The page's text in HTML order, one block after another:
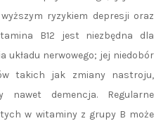
ryzykiem depresji oraz
B12 jest niezbędna dla
układu nerwowego; jej niedobór
takich jak zmiany nastroju,
demencja. Regularne
w witaminy z grupy B może